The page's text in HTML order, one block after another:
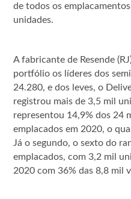
de todos os
unidades.
A fabricante de Resende
portfólio os líderes dos
24.280, e dos leves, o
registrou mais de 3,5 mil
representou 14,9% dos 24
emplacados em 2020, o
Já o segundo, o sexto do
emplacados, com 3,2 mil
2020 com 36% das 8,8 mil